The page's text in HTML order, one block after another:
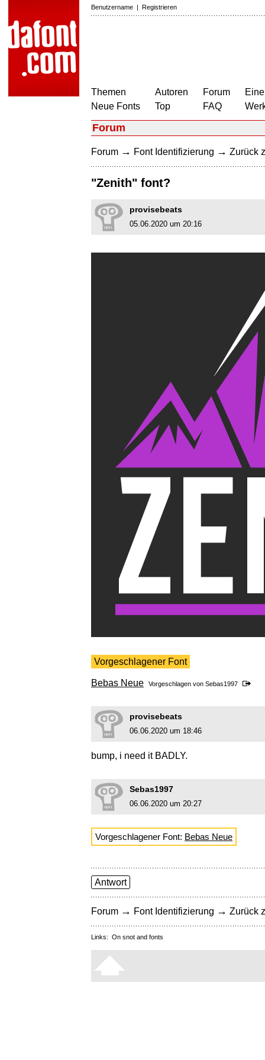
Benutzername | Registrieren
Themen
Neue Fonts
Autoren
Top
Forum
FAQ
Forum
Forum → Font Identifizierung → Zurück
"Zenith" font?
provisebeats
05.06.2020 um 20:16
Vorgeschlagener Font
Bebas Neue Vorgeschlagen von Sebas1997
provisebeats
06.06.2020 um 18:46
bump, i need it BADLY.
Sebas1997
06.06.2020 um 20:27
Vorgeschlagener Font: Bebas Neue
Antwort
Forum → Font Identifizierung → Zurück
Links: On snot and fonts